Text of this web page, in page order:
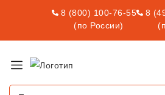
8 (800) 100-76-55
(по России)
8